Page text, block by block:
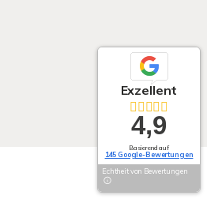
Exzellent
4,9
Basierend auf
145 Google-Bewertungen
Echtheit von Bewertungen